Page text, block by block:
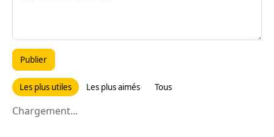
Publier
Les plus utiles Les plus aimés Tous
Chargement...